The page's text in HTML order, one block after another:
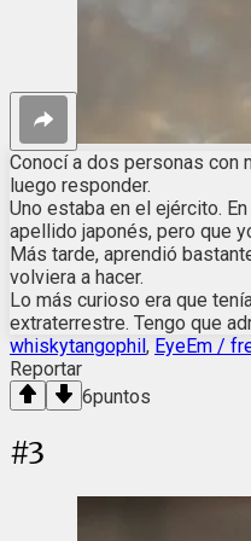
Conocí a dos personas con
luego responder.
Uno estaba en el ejército.
apellido japonés, pero que
Más tarde, aprendió
volviera a hacer.
Lo más curioso era que
extraterrestre. Tengo que
whiskytangophil , EyeEm /
Reportar
6puntos
#3